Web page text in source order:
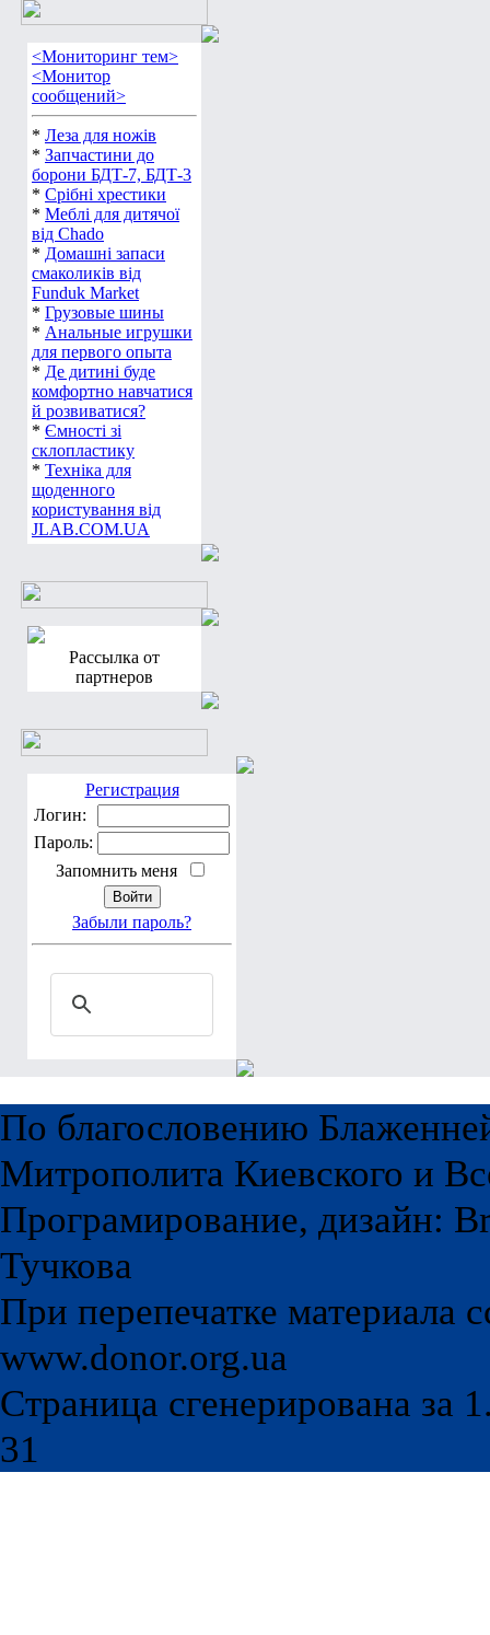
<Мониторинг тем>
<Монитор
сообщений>
* Леза для ножів
* Запчастини до
борони БДТ-7, БДТ-3
* Срібні хрестики
* Меблі для дитячої
від Chado
* Домашні запаси
смаколиків від
Funduk Market
* Грузовые шины
* Анальные игрушки
для первого опыта
* Де дитині буде
комфортно навчатися
й розвиватися?
* Ємності зі
склопластику
* Техніка для
щоденного
користування від
JLAB.COM.UA
Рассылка от
партнеров
Регистрация
Логин:
Пароль:
Запомнить меня
Забыли пароль?
По благословению
Митрополита Киевского и
Програмирование, дизайн:
Тучкова
При перепечатке материала
www.donor.org.ua
Страница сгенерирована за
31